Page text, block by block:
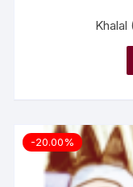
Khalal
-20.00%